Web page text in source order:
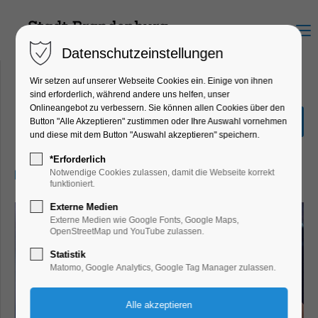
Menu
Nur noch ein einziges Mal
Kino
11.11.2024, 20:00–22:00
Datenschutzeinstellungen
Wir setzen auf unserer Webseite Cookies ein. Einige von ihnen
sind erforderlich, während andere uns helfen, unser
Onlineangebot zu verbessern. Sie können allen Cookies über den
Button "Alle Akzeptieren" zustimmen oder Ihre Auswahl vornehmen
und diese mit dem Button "Auswahl akzeptieren" speichern.
*Erforderlich
Notwendige Cookies zulassen, damit die Webseite korrekt
funktioniert.
Externe Medien
Externe Medien wie Google Fonts, Google Maps,
OpenStreetMap und YouTube zulassen.
Statistik
Matomo, Google Analytics, Google Tag Manager zulassen.